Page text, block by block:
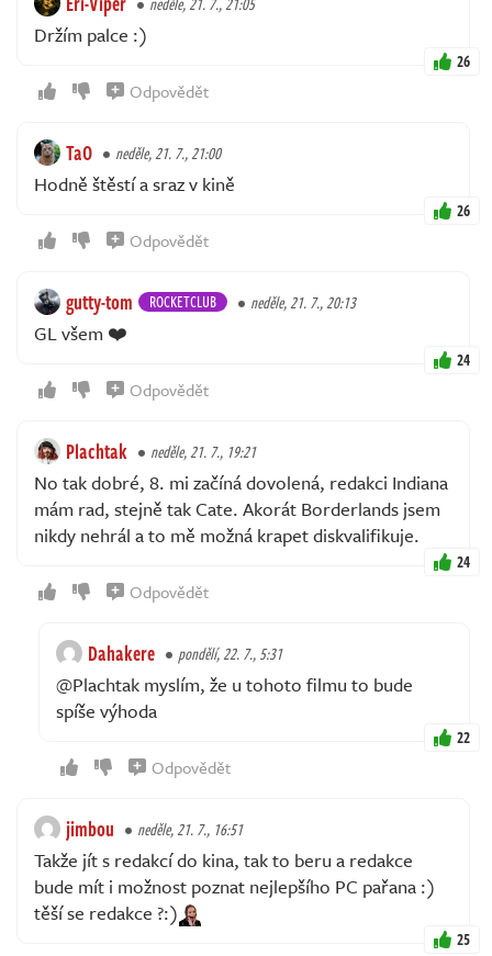
Držím palce :)
26
Odpovědět
TaO neděle, 21. 7., 21:00
Hodně štěstí a sraz v kině
26
Odpovědět
gutty-tom ROCKETCLUB neděle, 21. 7., 20:13
GL všem ❤️
24
Odpovědět
Plachtak neděle, 21. 7., 19:21
No tak dobré, 8. mi začíná dovolená, redakci Indiana
mám rad, stejně tak Cate. Akorát Borderlands jsem
nikdy nehrál a to mě možná krapet diskvalifikuje.
24
Odpovědět
Dahakere pondělí, 22. 7., 5:31
@Plachtak myslím, že u tohoto filmu to bude
spíše výhoda
22
Odpovědět
jimbou neděle, 21. 7., 16:51
Takže jít s redakcí do kina, tak to beru a redakce
bude mít i možnost poznat nejlepšího PC pařana :)
těší se redakce ?:)
25